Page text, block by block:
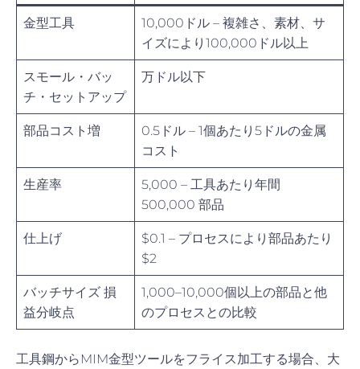
金型工具
10,000ドル – 複雑さ、素材、サ
イズにより100,000ドル以上
スモール・バッ
チ・セットアップ
万ドル以下
部品コスト増
0.5ドル – 1個あたり5ドルの金属
コスト
生産率
5,000 – 工具あたり年間
500,000 部品
仕上げ
$0.1 – プロセスにより部品あたり
$2
バッチサイズ 損
益分岐点
1,000–10,000個以上の部品と他
のプロセスとの比較
工具鋼からMIM金型ツールをフライス加工する場合、大